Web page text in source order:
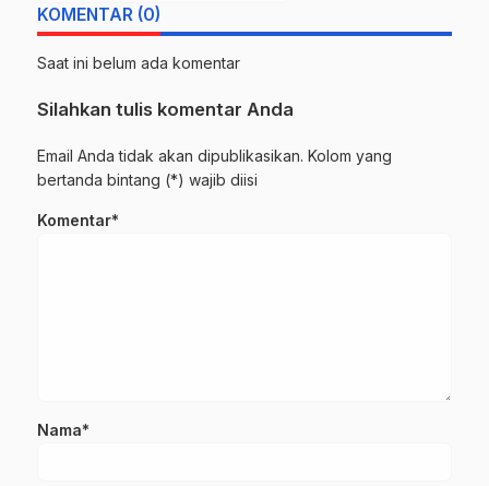
KOMENTAR (0)
Saat ini belum ada komentar
Silahkan tulis komentar Anda
Email Anda tidak akan dipublikasikan. Kolom yang
bertanda bintang (*) wajib diisi
Komentar*
Nama*